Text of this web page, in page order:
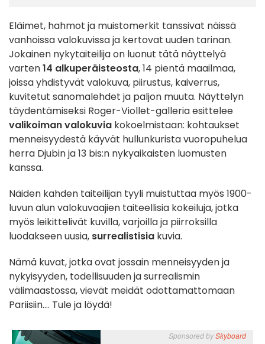
Eläimet, hahmot ja muistomerkit tanssivat näissä
vanhoissa valokuvissa ja kertovat uuden tarinan.
Jokainen nykytaiteilija on luonut tätä näyttelyä
varten14 alkuperäisteosta, 14 pientä maailmaa,
joissa yhdistyvät valokuva, piirustus, kaiverrus,
kuvitetut sanomalehdet ja paljon muuta. Näyttelyn
täydentämiseksi Roger-Viollet-galleria esittelee
valikoiman valokuvia kokoelmistaan: kohtaukset
menneisyydestä käyvät hullunkurista vuoropuhelua
herra Djubin ja 13 bis:n nykyaikaisten luomusten
kanssa.
Näiden kahden taiteilijan tyyli muistuttaa myös 1900-
luvun alun valokuvaajien taiteellisia kokeiluja, jotka
myös leikittelivät kuvilla, varjoilla ja piirroksilla
luodakseen uusia, surrealistisia kuvia.
Nämä kuvat, jotka ovat jossain menneisyyden ja
nykyisyyden, todellisuuden ja surrealismin
välimaastossa, vievät meidät odottamattomaan
Pariisiin.... Tule ja löydä!